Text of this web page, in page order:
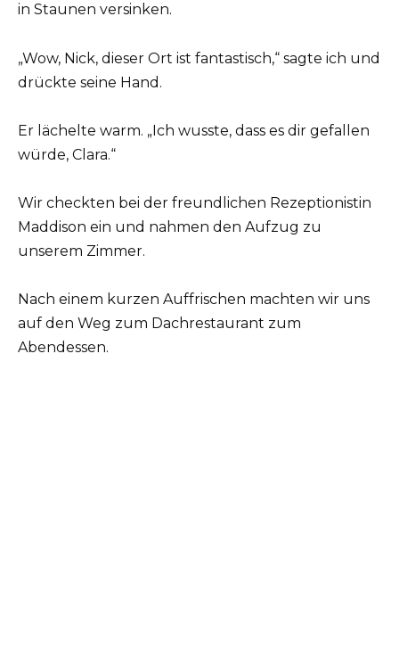
in Staunen versinken.
„Wow, Nick, dieser Ort ist fantastisch,“ sagte ich und
drückte seine Hand.
Er lächelte warm. „Ich wusste, dass es dir gefallen
würde, Clara.“
Wir checkten bei der freundlichen Rezeptionistin
Maddison ein und nahmen den Aufzug zu
unserem Zimmer.
Nach einem kurzen Auffrischen machten wir uns
auf den Weg zum Dachrestaurant zum
Abendessen.